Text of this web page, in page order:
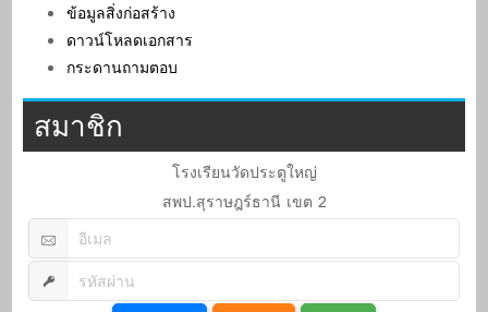
ข้อมูลสิ่งก่อสร้าง
ดาวน์โหลดเอกสาร
กระดานถามตอบ
สมาชิก
โรงเรียนวัดประตูใหญ่
สพป.สุราษฎร์ธานี เขต 2